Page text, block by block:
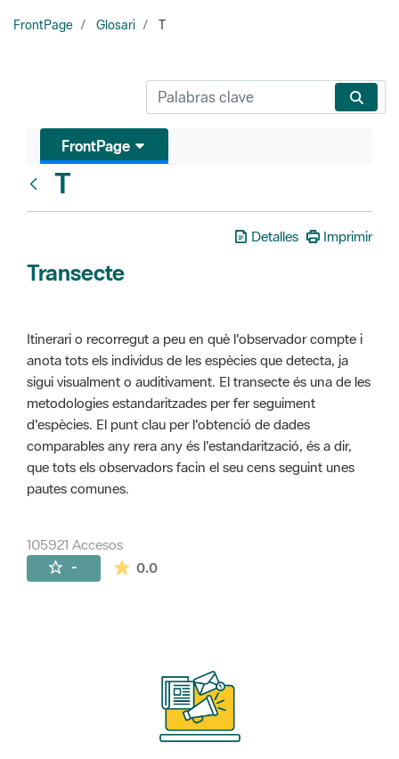
FrontPage Glosari T
FrontPage
T
Detalles Imprimir
Transecte
Itinerari o recorregut a peu en què l'observador compte i
anota tots els individus de les espècies que detecta, ja
sigui visualment o auditivament. El transecte és una de les
metodologies estandaritzades per fer seguiment
d'espècies. El punt clau per l'obtenció de dades
comparables any rera any és l'estandarització, és a dir,
que tots els observadors facin el seu cens seguint unes
pautes comunes.
105921 Accesos
- 0.0La valoración media es de 0 estrellas de